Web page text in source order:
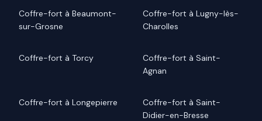
Coffre-fort à Beaumont-
sur-Grosne
Coffre-fort à Lugny-lès-
Charolles
Coffre-fort à Torcy
Coffre-fort à Saint-
Agnan
Coffre-fort à Longepierre
Coffre-fort à Saint-
Didier-en-Bresse